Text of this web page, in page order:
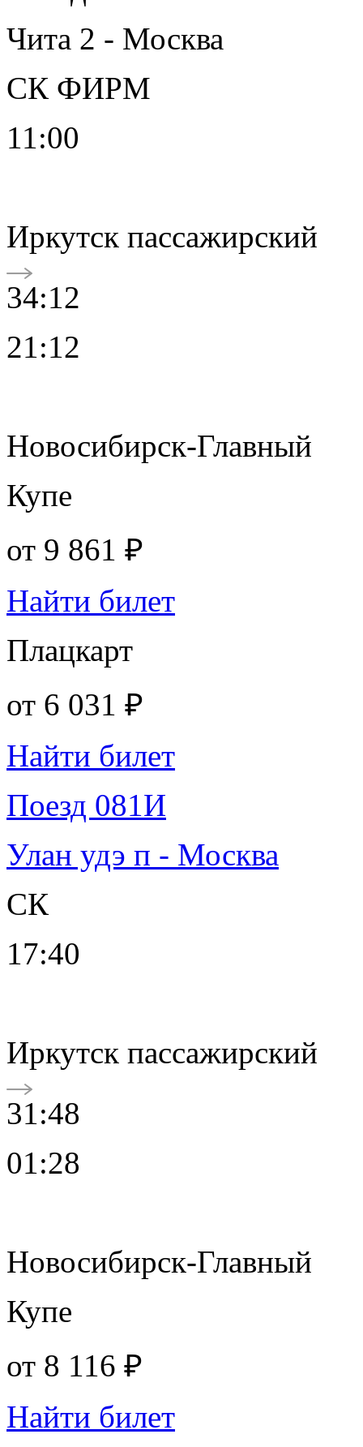
Чита 2 - Москва
СК ФИРМ
11:00
Иркутск пассажирский
34:12
21:12
Новосибирск-Главный
Купе
от 9 861 ₽
Найти билет
Плацкарт
от 6 031 ₽
Найти билет
Поезд 081И
Улан удэ п - Москва
СК
17:40
Иркутск пассажирский
31:48
01:28
Новосибирск-Главный
Купе
от 8 116 ₽
Найти билет